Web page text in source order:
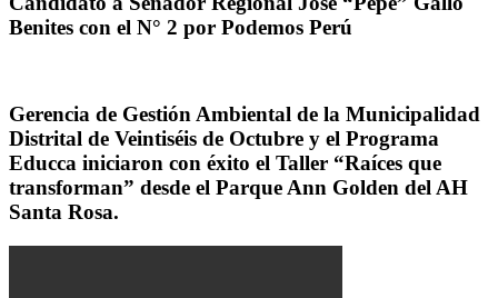
Benites con el N° 2 por Podemos Perú
Gerencia de Gestión Ambiental de la Municipalidad
Distrital de Veintiséis de Octubre y el Programa
Educca iniciaron con éxito el Taller “Raíces que
transforman” desde el Parque Ann Golden del AH
Santa Rosa.